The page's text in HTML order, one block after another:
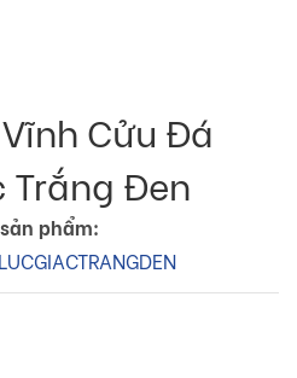
Cửu Đá
Trắng Đen
phẩm: